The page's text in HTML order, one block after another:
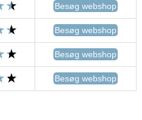
Besøg webshop
Besøg webshop
Besøg webshop
Besøg webshop